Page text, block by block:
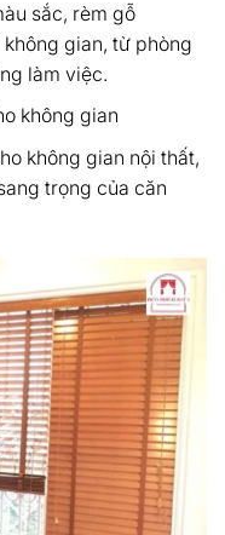
sắc, rèm gỗ
gian, từ phòng
làm việc.
không gian
không gian nội thất,
trọng của căn